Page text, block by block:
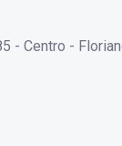
- Centro -